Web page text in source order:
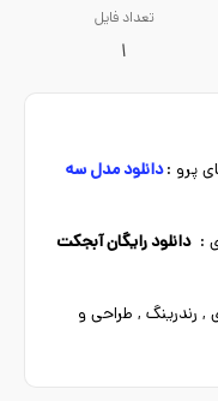
تعداد فایل
1
پرو :دانلود مدل سه
:دانلود رایگان آبجکت
, رندرینگ , طراحی و